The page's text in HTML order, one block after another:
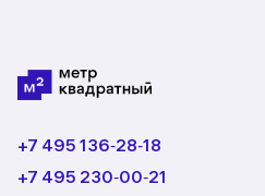
+7 495 136‑28‑18
+7 495 230‑00‑21